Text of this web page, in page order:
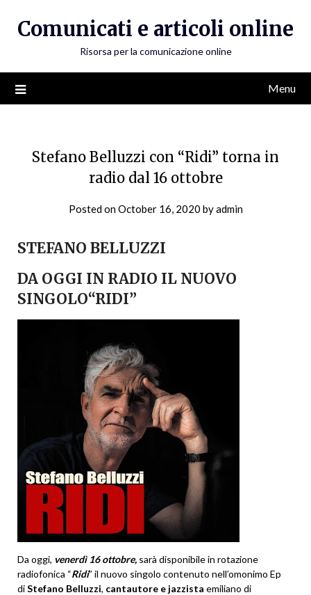
Comunicati e articoli online
Risorsa per la comunicazione online
Menu
Stefano Belluzzi con “Ridi” torna in
radio dal 16 ottobre
Posted onOctober 16, 2020 byadmin
STEFANO BELLUZZI
DA OGGI IN RADIO IL NUOVO
SINGOLO“RIDI”
Da oggi, venerdì 16 ottobre, sarà disponibile in rotazione
radiofonica “Ridi” il nuovo singolo contenuto nell’omonimo Ep
diStefano Belluzzi, cantautore e jazzista emiliano di